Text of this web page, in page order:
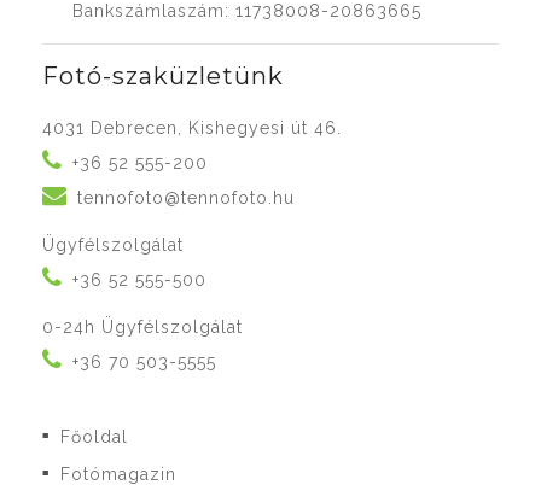
Bankszámlaszám: 11738008-20863665
Fotó-szaküzletünk
4031 Debrecen, Kishegyesi út 46.
+36 52 555-200
tennofoto@tennofoto.hu
Ügyfélszolgálat
+36 52 555-500
0-24h Ügyfélszolgálat
+36 70 503-5555
■ Főoldal
■ Fotómagazin